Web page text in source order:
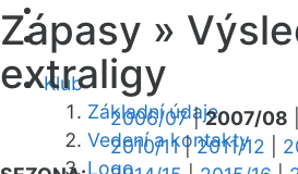
Klub
Základní údaje
Vedení a kontakty
Logo
Zápasy »
extraligy
2006/07|2007/08
2010/11|2011/12